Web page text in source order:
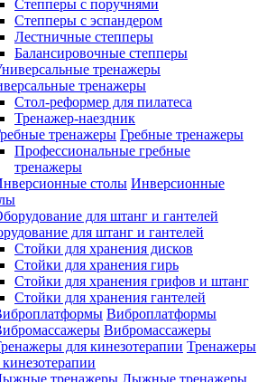
Степперы с поручнями
Степперы с эспандером
Лестничные степперы
Балансировочные степперы
тренажеры
Стол-реформер для пилатеса
Тренажер-наездник
Гребные тренажеры
Профессиональные гребные
тренажеры
Инверсионные
для штанг и гантелей
Стойки для хранения дисков
Стойки для хранения гирь
Стойки для хранения грифов и штанг
Стойки для хранения гантелей
Виброплатформы
Вибромассажеры
Тренажеры
кинезотерапии
Лыжные тренажеры